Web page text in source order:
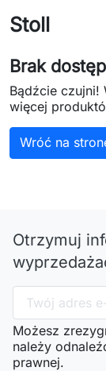
Stoll
Brak
Bądźcie czujni!
więcej
Wróć na
Otrzymuj
Możesz
należy
prawnej.